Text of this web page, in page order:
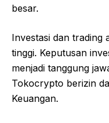
besar.
Investasi dan trading
tinggi. Keputusan
menjadi tanggung
Tokocrypto berizin
Keuangan.